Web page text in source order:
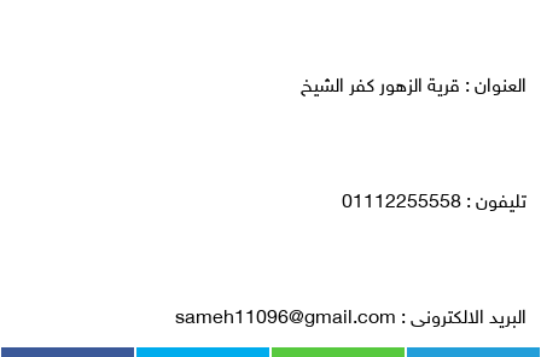
العنوان : قرية الزهور كفر الشيخ
تليفون : 01112255558
البريد الالكترونى : sameh11096@gmail.com